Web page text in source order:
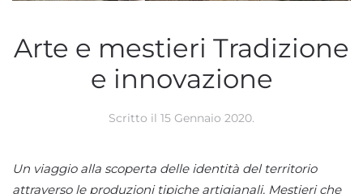
Arte e mestieri Tradizione
e innovazione
Scritto il 15 Gennaio 2020.
Un viaggio alla scoperta delle identità del territorio
attraverso le produzioni tipiche artigianali. Mestieri che